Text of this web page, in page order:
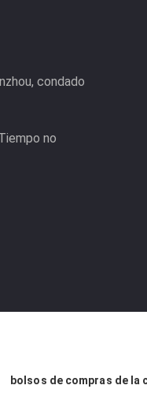
condado
no
bolsos de compras de la